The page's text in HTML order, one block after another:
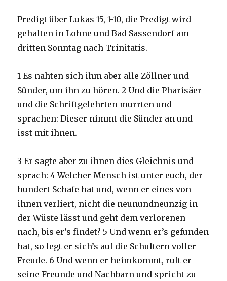
Predigt über Lukas 15, 1-10, die Predigt wird
gehalten in Lohne und Bad Sassendorf am
dritten Sonntag nach Trinitatis.
1 Es nahten sich ihm aber alle Zöllner und
Sünder, um ihn zu hören. 2 Und die Pharisäer
und die Schriftgelehrten murrten und
sprachen: Dieser nimmt die Sünder an und
isst mit ihnen.
3 Er sagte aber zu ihnen dies Gleichnis und
sprach: 4 Welcher Mensch ist unter euch, der
hundert Schafe hat und, wenn er eines von
ihnen verliert, nicht die neunundneunzig in
der Wüste lässt und geht dem verlorenen
nach, bis er’s findet? 5 Und wenn er’s gefunden
hat, so legt er sich’s auf die Schultern voller
Freude. 6 Und wenn er heimkommt, ruft er
seine Freunde und Nachbarn und spricht zu